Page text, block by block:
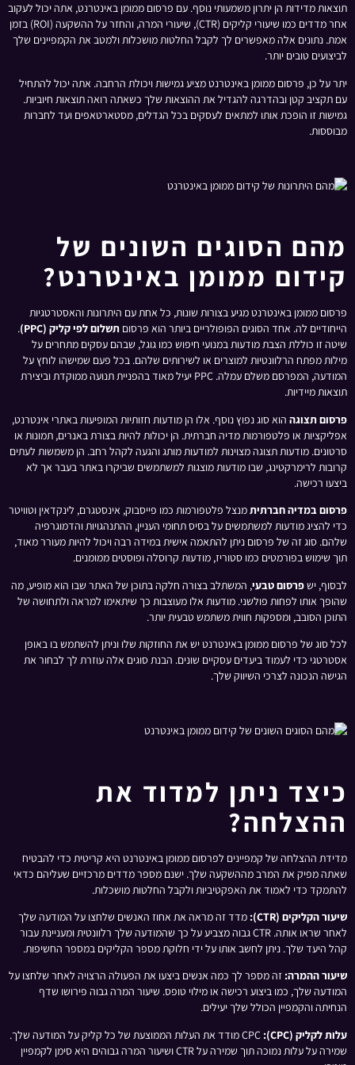
תוצאות מדידות הן יתרון משמעותי נוסף. עם פרסום ממומן באינטרנט, אתה יכול לעקוב
אחר מדדים כמו שיעורי קליקים (CTR), שיעורי המרה, והחזר על ההשקעה (ROI) בזמן
אמת. נתונים אלה מאפשרים לך לקבל החלטות מושכלות ולמטב את הקמפיינים שלך
לביצועים טובים יותר.
יתר על כן, פרסום ממומן באינטרנט מציע גמישות ויכולת הרחבה. אתה יכול להתחיל
עם תקציב קטן ובהדרגה להגדיל את ההוצאות שלך כשאתה רואה תוצאות חיוביות.
גמישות זו הופכת אותו למתאים לעסקים בכל הגדלים, מסטארטאפים ועד לחברות
מבוססות.
מהם הסוגים השונים של
קידום ממומן באינטרנט?
פרסום ממומן באינטרנט מגיע בצורות שונות, כל אחת עם היתרונות והאסטרטגיות
הייחודיים לה. אחד הסוגים הפופולריים ביותר הוא פרסום תשלום לפי קליק (PPC)
.
שיטה זו כוללת הצבת מודעות במנועי חיפוש כמו גוגל, שבהם עסקים מתחרים על
מילות מפתח הרלוונטיות למוצרים או לשירותים שלהם. בכל פעם שמישהו לוחץ על
המודעה, המפרסם משלם עמלה. PPC יעיל מאוד בהפניית תנועה ממוקדת וביצירת
תוצאות מיידיות.
פרסום תצוגה הוא סוג נפוץ נוסף. אלו הן מודעות חזותיות המופיעות באתרי אינטרנט,
אפליקציות או פלטפורמות מדיה חברתית. הן יכולות להיות בצורת באנרים, תמונות או
סרטונים. מודעות תצוגה מצוינות למודעות מותג והגעה לקהל רחב. הן משמשות לעתים
קרובות לרימרקטינג, שבו מודעות מוצגות למשתמשים שביקרו באתר בעבר אך לא
ביצעו רכישה.
פרסום במדיה חברתיתמנצל פלטפורמות כמו פייסבוק, אינסטגרם, לינקדאין וטוויטר
כדי להציג מודעות למשתמשים על בסיס תחומי העניין, ההתנהגויות והדמוגרפיה
שלהם. סוג זה של פרסום ניתן להתאמה אישית במידה רבה ויכול להיות מעורר מאוד,
תוך שימוש בפורמטים כמו סטוריז, מודעות קרוסלה ופוסטים ממומנים.
לבסוף, ישפרסום טבעי, המשתלב בצורה חלקה בתוכן של האתר שבו הוא מופיע, מה
שהופך אותו לפחות פולשני. מודעות אלו מעוצבות כך שיתאימו למראה ולתחושה של
התוכן הסובב, ומספקות חווית משתמש טבעית יותר.
לכל סוג של פרסום ממומן באינטרנט יש את החוזקות שלו וניתן להשתמש בו באופן
אסטרטגי כדי לעמוד ביעדים עסקיים שונים. הבנת סוגים אלה עוזרת לך לבחור את
הגישה הנכונה לצרכי השיווק שלך.
כיצד ניתן למדוד את
ההצלחה?
מדידת ההצלחה של קמפיינים לפרסום ממומן באינטרנט היא קריטית כדי להבטיח
שאתה מפיק את המרב מההשקעה שלך. ישנם מספר מדדים מרכזיים שעליהם כדאי
להתמקד כדי לאמוד את האפקטיביות ולקבל החלטות מושכלות.
שיעור הקליקים (CTR):
מדד זה מראה את אחוז האנשים שלחצו על המודעה שלך
לאחר שראו אותה. CTR גבוה מצביע על כך שהמודעה שלך רלוונטית ומעניינת עבור
קהל היעד שלך. ניתן לחשב אותו על ידי חלוקת מספר הקליקים במספר החשיפות.
שיעור ההמרה: זה מספר לך כמה אנשים ביצעו את הפעולה הרצויה לאחר שלחצו על
המודעה שלך, כמו ביצוע רכישה או מילוי טופס. שיעור המרה גבוה פירושו שדף
הנחיתה והקמפיין הכולל שלך יעילים.
עלות לקליק (CPC):
CPC מודד את העלות הממוצעת של כל קליק על המודעה שלך.
שמירה על עלות נמוכה תוך שמירה על CTR ושיעור המרה גבוהים היא סימן לקמפיין